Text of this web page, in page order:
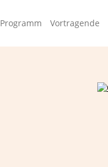
Programm Vortragende